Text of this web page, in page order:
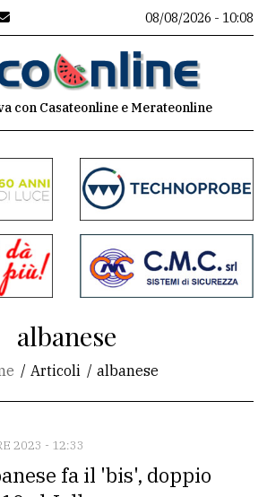
08/08/2026 - 10:08
con Casateonline e Merateonline
albanese
Articoli albanese
2023 - 12:33
fa il 'bis', doppio